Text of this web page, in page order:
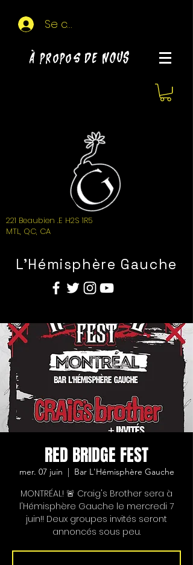
Se connecter
À propos de NOUS
221 Beaubien .E H2S 1R5
MTL, QC, CA
L'Hémisphère Gauche
RED BRIDGE FEST
mer. 07 juin Bar L'Hémisphère Gauche
MONTRÉAL! 🚨 Craig's Brother sera à
l'Hémisphère Gauche le mercredi 7
juin!! Deux groupes invités seront
annoncés sous peu.